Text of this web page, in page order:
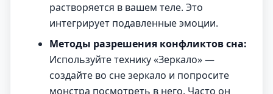
растворяется в вашем теле. Это
интегрирует подавленные эмоции.
Методы разрешения конфликтов сна:
Используйте технику «Зеркало» —
создайте во сне зеркало и попросите
монстра посмотреть в него. Часто он